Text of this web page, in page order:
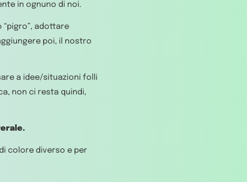
in ognuno di noi.
adottare
poi, il nostro
a idee/situazioni folli
non ci resta quindi,
colore diverso e per